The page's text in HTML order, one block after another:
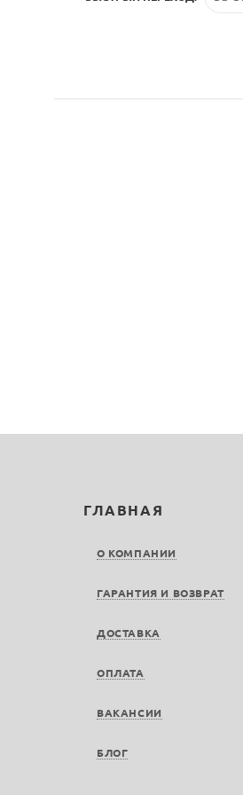
ГЛАВНАЯ
О КОМПАНИИ
ГАРАНТИЯ И ВОЗВРАТ
ДОСТАВКА
ОПЛАТА
ВАКАНСИИ
БЛОГ